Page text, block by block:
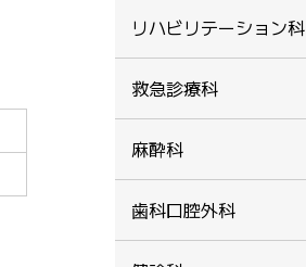
リハビリテーション科
救急診療科
麻酔科
歯科口腔外科